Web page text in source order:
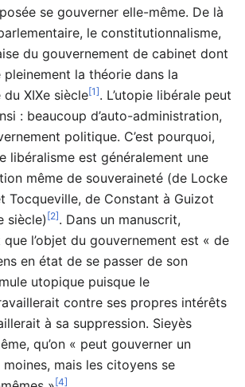
se gouverner elle-même. De là
le constitutionnalisme,
du gouvernement de cabinet dont
la théorie dans la
XIXe siècle[1]. L’utopie libérale peut
: beaucoup d’auto-administration,
politique. C’est pourquoi,
libéralisme est généralement une
même de souveraineté (de Locke
Tocqueville, de Constant à Guizot
siècle)[2]. Dans un manuscrit,
l’objet du gouvernement est « de
en état de se passer de son
utopique puisque le
contre ses propres intérêts
à sa suppression. Sieyès
qu’on « peut gouverner un
mais les citoyens se
[4]